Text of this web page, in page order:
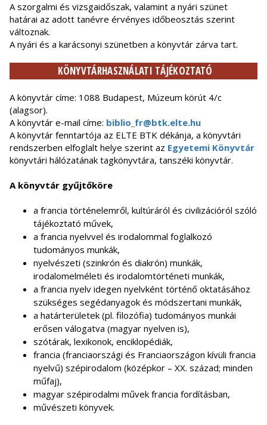
A szorgalmi és vizsgaidőszak, valamint a nyári szünet
határai az adott tanévre érvényes időbeosztás szerint
változnak.
A nyári és a karácsonyi szünetben a könyvtár zárva tart.
KÖNYVTÁRHASZNÁLATI TÁJÉKOZTATÓ
A könyvtár címe: 1088 Budapest, Múzeum körút 4/c
(alagsor).
A könyvtár e-mail címe: biblio_fr@btk.elte.hu
A könyvtár fenntartója az ELTE BTK dékánja, a könyvtári
rendszerben elfoglalt helye szerint az Egyetemi Könyvtár
könyvtári hálózatának tagkönyvtára, tanszéki könyvtár.
A könyvtár gyűjtőköre
a francia történelemről, kultúráról és civilizációról szóló
tájékoztató művek,
a francia nyelvvel és irodalommal foglalkozó
tudományos munkák,
nyelvészeti (szinkrón és diakrón) munkák,
irodalomelméleti és irodalomtörténeti munkák,
a francia nyelv idegen nyelvként történő oktatásához
szükséges segédanyagok és módszertani munkák,
a határterületek (pl. filozófia) tudományos munkái
erősen válogatva (magyar nyelven is),
szótárak, lexikonok, enciklopédiák,
francia (franciaországi és Franciaországon kívüli francia
nyelvű) szépirodalom (középkor – XX. század; minden
műfaj),
magyar szépirodalmi művek francia fordításban,
művészeti könyvek.